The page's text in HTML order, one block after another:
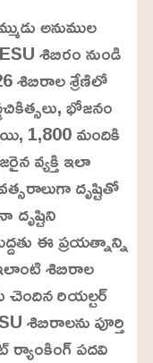
అనుముల
శిబిరం నుండి
శిబిరాల శ్రేణిలో
భోజనం
1,800 మందికి
వ్యక్తి ఇలా
దృష్టితో
ఈ ప్రయత్నాన్ని
శిబిరాల
చెందిన రియల్టర్
శిబిరాలను పూర్తి
ర్యాంకింగ్ పదవి